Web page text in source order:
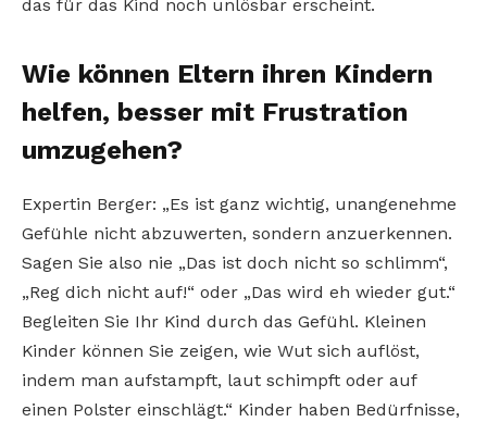
das für das Kind noch unlösbar erscheint.
Wie können Eltern ihren Kindern
helfen, besser mit Frustration
umzugehen?
Expertin Berger: „Es ist ganz wichtig, unangenehme
Gefühle nicht abzuwerten, sondern anzuerkennen.
Sagen Sie also nie „Das ist doch nicht so schlimm“,
„Reg dich nicht auf!“ oder „Das wird eh wieder gut.“
Begleiten Sie Ihr Kind durch das Gefühl. Kleinen
Kinder können Sie zeigen, wie Wut sich auflöst,
indem man aufstampft, laut schimpft oder auf
einen Polster einschlägt.“ Kinder haben Bedürfnisse,